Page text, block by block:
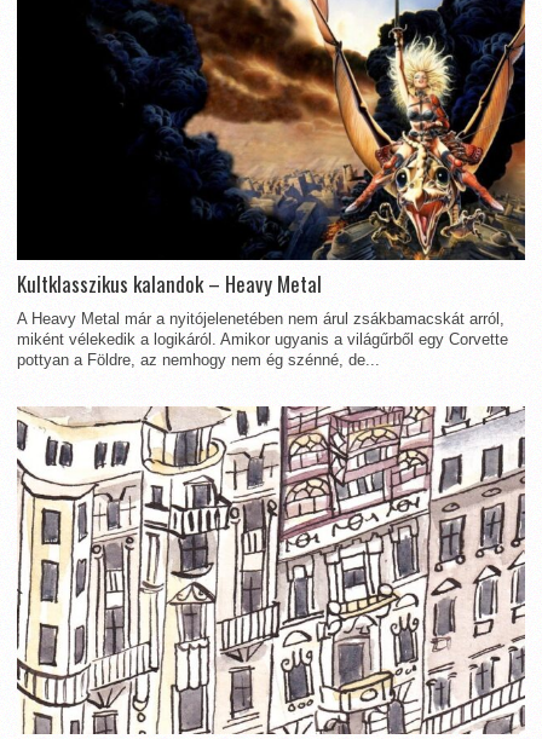
Kultklasszikus kalandok – Heavy Metal
A Heavy Metal már a nyitójelenetében nem árul zsákbamacskát arról,
miként vélekedik a logikáról. Amikor ugyanis a világűrből egy Corvette
pottyan a Földre, az nemhogy nem ég szénné, de...